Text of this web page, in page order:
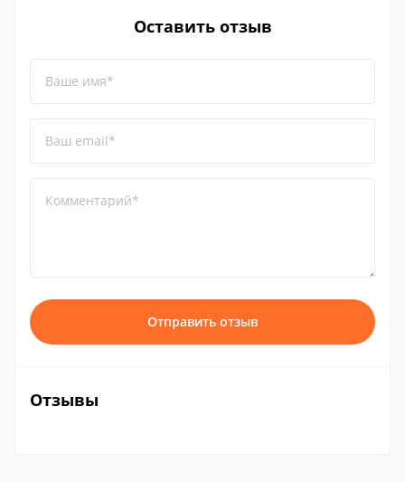
Оставить отзыв
Ваше имя*
Ваш email*
Комментарий*
Отправить отзыв
Отзывы